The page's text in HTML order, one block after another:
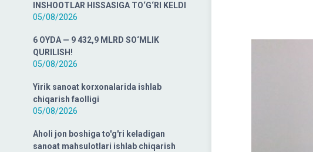
INSHOOTLAR HISSASIGA TO‘G‘RI KELDI
05/08/2026
6 OYDA — 9 432,9 MLRD SO‘MLIK
QURILISH!
05/08/2026
Yirik sanoat korxonalarida ishlab
chiqarish faolligi
05/08/2026
Aholi jon boshiga to'g'ri keladigan
sanoat mahsulotlari ishlab chiqarish